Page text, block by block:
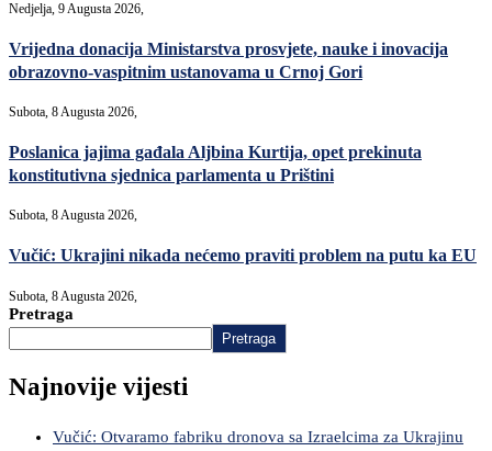
Nedjelja, 9 Augusta 2026,
Vrijedna donacija Ministarstva prosvjete, nauke i inovacija
obrazovno-vaspitnim ustanovama u Crnoj Gori
Subota, 8 Augusta 2026,
Poslanica jajima gađala Aljbina Kurtija, opet prekinuta
konstitutivna sjednica parlamenta u Prištini
Subota, 8 Augusta 2026,
Vučić: Ukrajini nikada nećemo praviti problem na putu ka EU
Subota, 8 Augusta 2026,
Pretraga
Pretraga
Najnovije vijesti
Vučić: Otvaramo fabriku dronova sa Izraelcima za Ukrajinu